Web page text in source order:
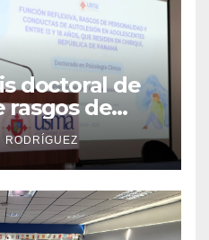
doctoral de
rasgos de
conductas de
RODRÍGUEZ